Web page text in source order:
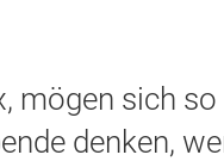
mögen sich
denken,